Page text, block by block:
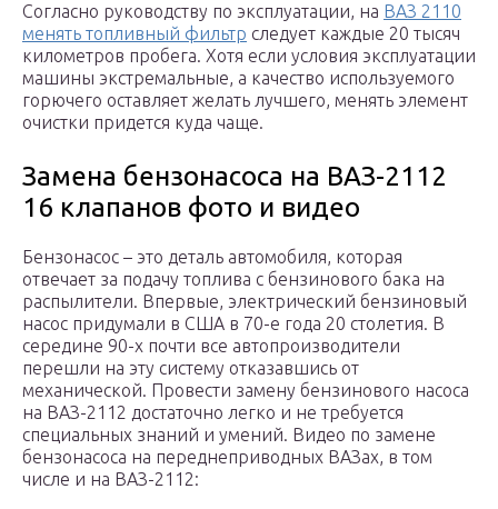
Согласно руководству по эксплуатации, на ВАЗ 2110
менять топливный фильтр следует каждые 20 тысяч
километров пробега. Хотя если условия эксплуатации
машины экстремальные, а качество используемого
горючего оставляет желать лучшего, менять элемент
очистки придется куда чаще.
Замена бензонасоса на ВАЗ-2112
16 клапанов фото и видео
Бензонасос – это деталь автомобиля, которая
отвечает за подачу топлива с бензинового бака на
распылители. Впервые, электрический бензиновый
насос придумали в США в 70-е года 20 столетия. В
середине 90-х почти все автопроизводители
перешли на эту систему отказавшись от
механической. Провести замену бензинового насоса
на ВАЗ-2112 достаточно легко и не требуется
специальных знаний и умений. Видео по замене
бензонасоса на переднеприводных ВАЗах, в том
числе и на ВАЗ-2112: